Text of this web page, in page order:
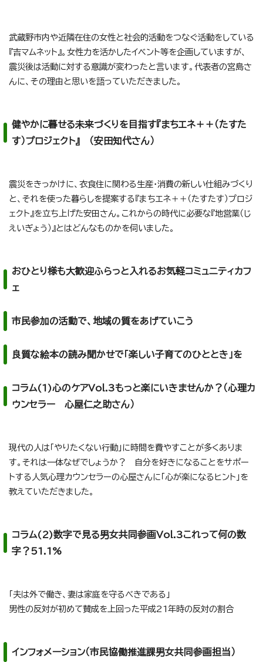
武蔵野市内や近隣在住の女性と社会的活動をつなぐ活動をしている
『吉マムネット』。女性力を活かしたイベント等を企画していますが、
震災後は活動に対する意識が変わったと言います。代表者の宮島さ
んに、その理由と思いを語っていただきました。
健やかに暮せる未来づくりを目指す『まちエネ＋＋（たすた
す）プロジェクト』 （安田知代さん）
震災をきっかけに、衣食住に関わる生産・消費の新しい仕組みづくり
と、それを使った暮らしを提案する『まちエネ＋＋（たすたす）プロジ
ェクト』を立ち上げた安田さん。これからの時代に必要な『地営業（じ
えいぎょう）』とはどんなものかを伺いました。
おひとり様も大歓迎ふらっと入れるお気軽コミュニティカフ
ェ
市民参加の活動で、地域の質をあげていこう
良質な絵本の読み聞かせで「楽しい子育てのひととき」を
コラム(1)心のケアVol.3もっと楽にいきませんか？（心理カ
ウンセラー 心屋仁之助さん）
現代の人は「やりたくない行動」に時間を費やすことが多くありま
す。それは一体なぜでしょうか？ 自分を好きになることをサポー
トする人気心理カウンセラーの心屋さんに「心が楽になるヒント」を
教えていただきました。
コラム(2)数字で見る男女共同参画Vol.3これって何の数
字？51.1%
「夫は外で働き、妻は家庭を守るべきである」
男性の反対が初めて賛成を上回った平成21年時の反対の割合
インフォメーション（市民協働推進課男女共同参画担当）